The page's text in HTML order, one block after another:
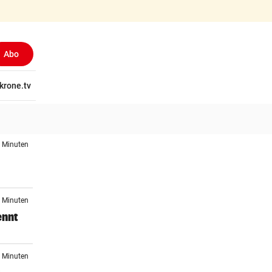
Abo
krone.tv
Minuten
Minuten
Minuten